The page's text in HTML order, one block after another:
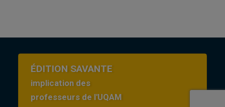
ÉDITION SAVANTE
implication des
professeurs de l'UQAM